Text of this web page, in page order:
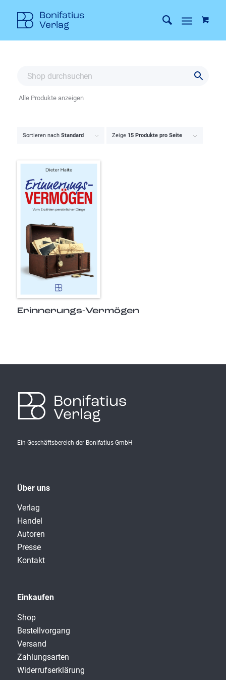
Sortieren nach Standard Zeige 15 Produkte pro Seite
Erinnerungs-Vermögen
Alle Produkte anzeigen
Bonifatius
Verlag
Ein Geschäftsbereich der Bonifatius GmbH
Über uns
Verlag
Handel
Autoren
Presse
Kontakt
Einkaufen
Shop
Bestellvorgang
Versand
Zahlungsarten
Widerrufserklärung